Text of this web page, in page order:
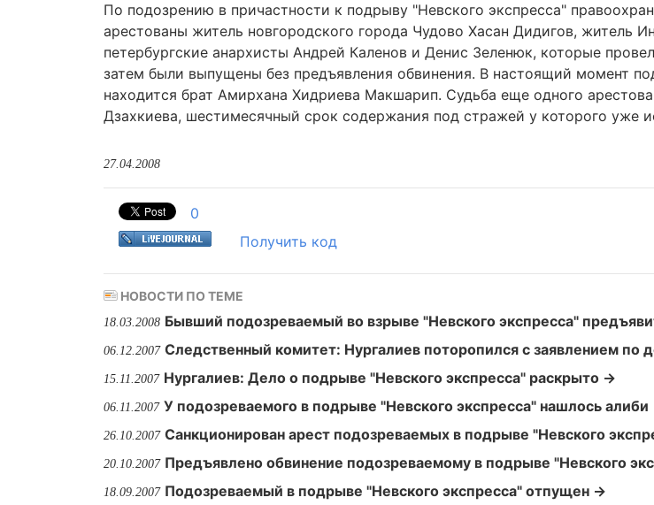
По подозрению в причастности к подрыву "Невского экспресса"
арестованы житель новгородского города Чудово Хасан Дидигов, житель
петербургские анархисты Андрей Каленов и Денис Зеленюк, которые
затем были выпущены без предъявления обвинения. В настоящий момент
находится брат Амирхана Хидриева Макшарип. Судьба еще одного
Дзахкиева, шестимесячный срок содержания под стражей у которого уже
27.04.2008
0
Получить код
НОВОСТИ ПО ТЕМЕ
18.03.2008 Бывший подозреваемый во взрыве "Невского экспресса"
06.12.2007 Следственный комитет: Нургалиев поторопился с заявлением по
15.11.2007 Нургалиев: Дело о подрыве "Невского экспресса" раскрыто →
06.11.2007 У подозреваемого в подрыве "Невского экспресса" нашлось
26.10.2007 Санкционирован арест подозреваемых в подрыве "Невского
20.10.2007 Предъявлено обвинение подозреваемому в подрыве "Невского
18.09.2007 Подозреваемый в подрыве "Невского экспресса" отпущен →